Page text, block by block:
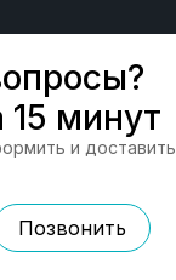
15 минут
и доставить
Позвонить